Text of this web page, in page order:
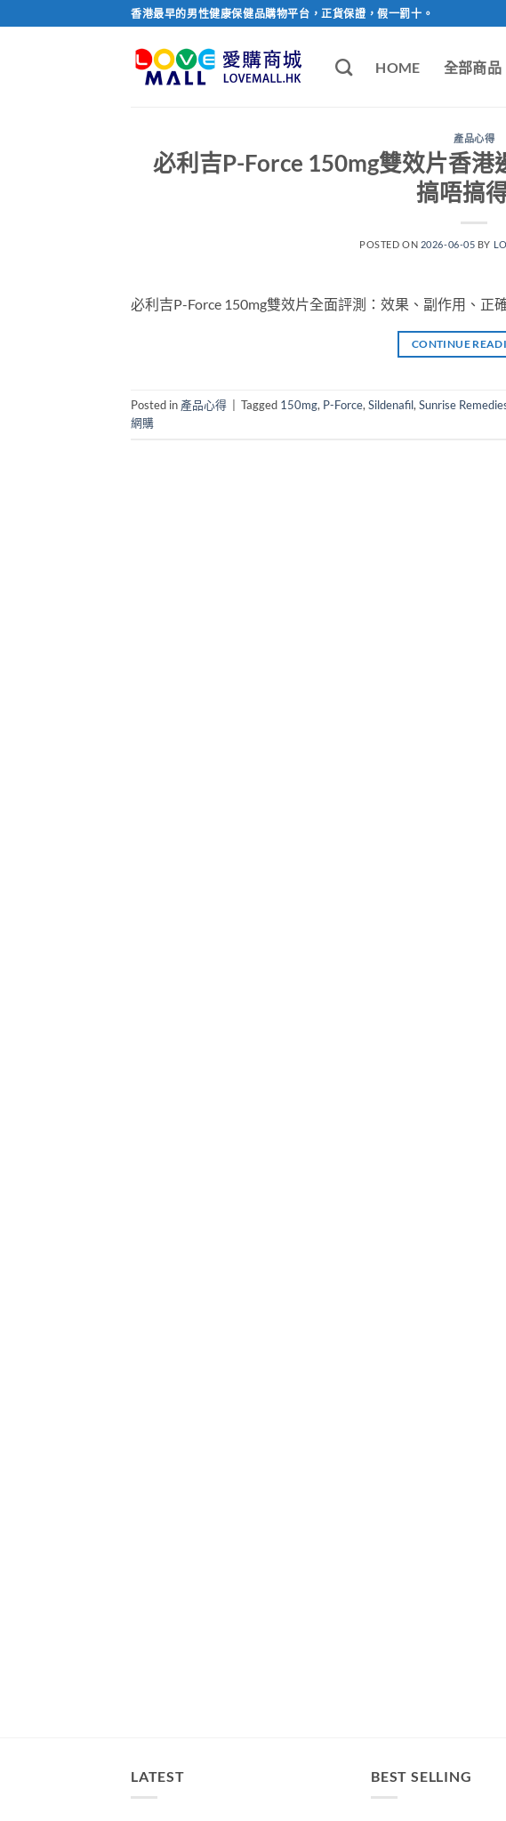
to
香港最早的男性健康保健品購物平台，正貨保證，假一罰十。
HOME 全部商品
產品心得
必利吉P-Force 150mg雙效片香
搞唔搞
POSTED ON 2026-06-05 BY
必利吉P-Force 150mg雙效片全面評測：效果、副作用、正
CONTINUE
Posted in 產品心得 Tagged 150mg, P-Force, Sildenafil, Sunrise
網購
LATEST BEST SELLING